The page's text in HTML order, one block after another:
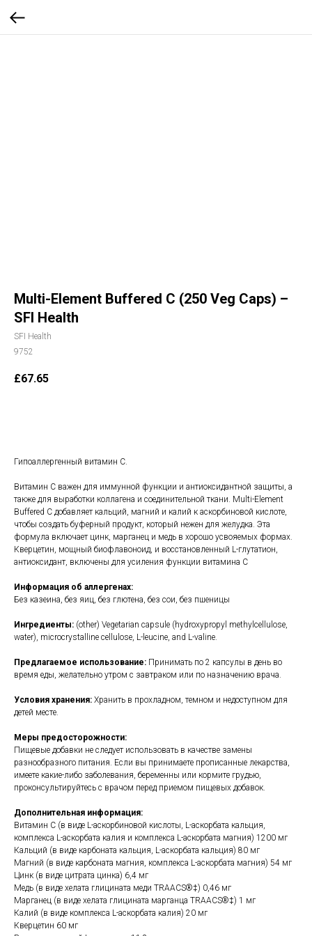
Multi-Element Buffered C (250 Veg Caps) –
SFI Health
SFI Health
9752
£67.65
Гипоаллергенный витамин С.
Витамин C важен для иммунной функции и антиоксидантной защиты, а
также для выработки коллагена и соединительной ткани. Multi-Element
Buffered C добавляет кальций, магний и калий к аскорбиновой кислоте,
чтобы создать буферный продукт, который нежен для желудка. Эта
формула включает цинк, марганец и медь в хорошо усвояемых формах.
Кверцетин, мощный биофлавоноид, и восстановленный L-глутатион,
антиоксидант, включены для усиления функции витамина C
Информация об аллергенах:
Без казеина, без яиц, без глютена, без сои, без пшеницы
Ингредиенты: (other) Vegetarian capsule (hydroxypropyl methylcellulose,
water), microcrystalline cellulose, L-leucine, and L-valine.
Предлагаемое использование: Принимать по 2 капсулы в день во
время еды, желательно утром с завтраком или по назначению врача.
Условия хранения: Хранить в прохладном, темном и недоступном для
детей месте.
Меры предосторожности:
Пищевые добавки не следует использовать в качестве замены
разнообразного питания. Если вы принимаете прописанные лекарства,
имеете какие-либо заболевания, беременны или кормите грудью,
проконсультируйтесь с врачом перед приемом пищевых добавок.
Дополнительная информация:
Витамин C (в виде L-аскорбиновой кислоты, L-аскорбата кальция,
комплекса L-аскорбата калия и комплекса L-аскорбата магния) 1200 мг
Кальций (в виде карбоната кальция, L-аскорбата кальция) 80 мг
Магний (в виде карбоната магния, комплекса L-аскорбата магния) 54 мг
Цинк (в виде цитрата цинка) 6,4 мг
Медь (в виде хелата глицината меди TRAACS®‡) 0,46 мг
Марганец (в виде хелата глицината марганца TRAACS®‡) 1 мг
Калий (в виде комплекса L-аскорбата калия) 20 мг
Кверцетин 60 мг